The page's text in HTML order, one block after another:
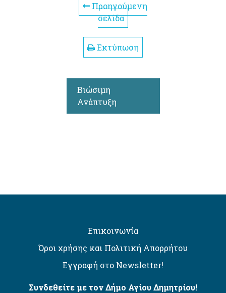
Προηγούμενη
σελίδα
Εκτύπωση
Βιώσιμη
Ανάπτυξη
Επικοινωνία
Όροι χρήσης και Πολιτική Απορρήτου
Εγγραφή στο Newsletter!
Συνδεθείτε με τον Δήμο Αγίου Δημητρίου!